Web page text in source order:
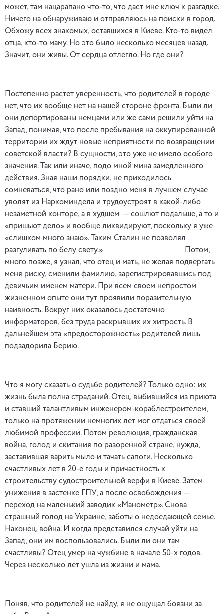
может, там нацарапано что-то, что даст мне ключ к разгадке.
Ничего на обнаруживаю и отправляюсь на поиски в город.
Обхожу всех знакомых, оставшихся в Киеве. Кто-то видел
отца, кто-то маму. Но это было несколько месяцев назад.
Значит, они живы. От сердца отлегло. Но где они?
Постепенно растет уверенность, что родителей в городе
нет, что их вообще нет на нашей стороне фронта. Были ли
они депортированы немцами или же сами решили уйти на
Запад, понимая, что после пребывания на оккупированной
территории их ждут новые неприятности по возвращении
советской власти? В сущности, это уже не имело особого
значения. Так или иначе, подо мной мина замедленного
действия. Зная наши порядки, не приходилось
сомневаться, что рано или поздно меня в лучшем случае
уволят из Наркоминдела и трудоустроят в какой-либо
незаметной конторе, а в худшем — сошлют подальше, а то и
«пришьют дело» и вообще ликвидируют, поскольку я уже
«слишком много знаю». Таким Сталин не позволял
разгуливать по белу свету.» Потом,
много позже, я узнал, что отец и мать, не желая подвергать
меня риску, сменили фамилию, зарегистрировавшись под
девичьим именем матери. При всем своем непростом
жизненном опыте они тут проявили поразительную
наивность. Вокруг них оказалось достаточно
информаторов, без труда раскрывших их хитрость. В
дальнейшем эта «предосторожность» родителей лишь
подзадорила Берию.
Что я могу сказать о судьбе родителей? Только одно: их
жизнь была полна страданий. Отец, выбившийся из приюта
и ставший талантливым инженером-кораблестроителем,
только на протяжении немногих лет мог отдаться своей
любимой профессии. Потом революция, гражданская
война, голод и скитания по разоренной стране, нужда,
заставившая варить мыло и тачать сапоги. Несколько
счастливых лет в 20-е годы и причастность к
строительству судостроительной верфи в Киеве. Затем
унижения в застенке ГПУ, а после освобождения —
переход на маленький заводик «Манометр». Снова
страшный голод на Украине, заботы о недоедающей семье.
Наконец, война. И когда представился случай уйти на
Запад, они им воспользовались. Были ли они там
счастливы? Отец умер на чужбине в начале 50-х годов.
Через несколько лет ушла из жизни и мама.
Поняв, что родителей не найду, я не ощущал боязни за